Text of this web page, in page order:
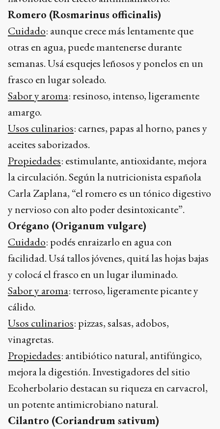
Romero (Rosmarinus officinalis)
Cuidado: aunque crece más lentamente que
otras en agua, puede mantenerse durante
semanas. Usá esquejes leñosos y ponelos en un
frasco en lugar soleado.
Sabor y aroma: resinoso, intenso, ligeramente
amargo.
Usos culinarios: carnes, papas al horno, panes y
aceites saborizados.
Propiedades: estimulante, antioxidante, mejora
la circulación. Según la nutricionista española
Carla Zaplana, “el romero es un tónico digestivo
y nervioso con alto poder desintoxicante”.
Orégano (Origanum vulgare)
Cuidado: podés enraizarlo en agua con
facilidad. Usá tallos jóvenes, quitá las hojas bajas
y colocá el frasco en un lugar iluminado.
Sabor y aroma: terroso, ligeramente picante y
cálido.
Usos culinarios: pizzas, salsas, adobos,
vinagretas.
Propiedades: antibiótico natural, antifúngico,
mejora la digestión. Investigadores del sitio
Ecoherbolario destacan su riqueza en carvacrol,
un potente antimicrobiano natural.
Cilantro (Coriandrum sativum)